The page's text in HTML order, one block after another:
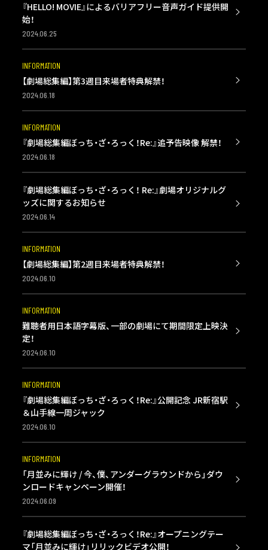
『HELLO! MOVIE』によるバリアフリー音声ガイド提供開
始！
2024.06.25
INFORMATION
【劇場総集編】第3週目来場者特典解禁！
2024.06.18
INFORMATION
『劇場総集編ぼっち・ざ・ろっく！Re:』追予告映像 解禁！
2024.06.18
『劇場総集編ぼっち・ざ・ろっく！ Re:』劇場オリジナルグ
ッズに関するお知らせ
2024.06.14
INFORMATION
【劇場総集編】第2週目来場者特典解禁！
2024.06.10
INFORMATION
難聴者用日本語字幕版、一部の劇場にて期間限定上映決
定！
2024.06.10
INFORMATION
『劇場総集編ぼっち・ざ・ろっく！Re:』公開記念 JR新宿駅
＆山手線一周ジャック
2024.06.10
INFORMATION
「月並みに輝け / 今、僕、アンダーグラウンドから」ダウ
ンロードキャンペーン開催！
2024.06.09
『劇場総集編ぼっち・ざ・ろっく！Re:』オープニングテー
マ「月並みに輝け」リリックビデオ公開！